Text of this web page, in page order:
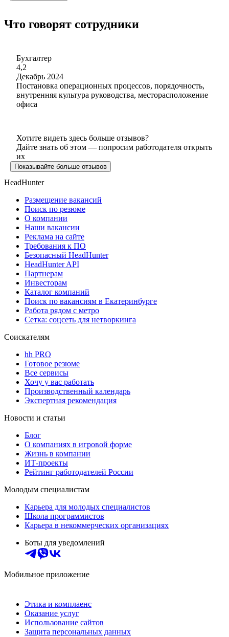
Что говорят сотрудники
Бухгалтер
4,2
Декабрь 2024
Постановка операционных процессов, порядочность,
внутренняя культура руководства, месторасположение
офиса
Хотите видеть здесь больше отзывов?
Дайте знать об этом — попросим работодателя открыть
их
Показывайте больше отзывов
HeadHunter
Размещение вакансий
Поиск по резюме
О компании
Наши вакансии
Реклама на сайте
Требования к ПО
Безопасный HeadHunter
HeadHunter API
Партнерам
Инвесторам
Каталог компаний
Поиск по вакансиям в Екатеринбурге
Работа рядом с метро
Сетка: соцсеть для нетворкинга
Соискателям
hh PRO
Готовое резюме
Все сервисы
Хочу у вас работать
Производственный календарь
Экспертная рекомендация
Новости и статьи
Блог
О компаниях в игровой форме
Жизнь в компании
ИТ-проекты
Рейтинг работодателей России
Молодым специалистам
Карьера для молодых специалистов
Школа программистов
Карьера в некоммерческих организациях
Боты для уведомлений
Мобильное приложение
Этика и комплаенс
Оказание услуг
Использование сайтов
Защита персональных данных